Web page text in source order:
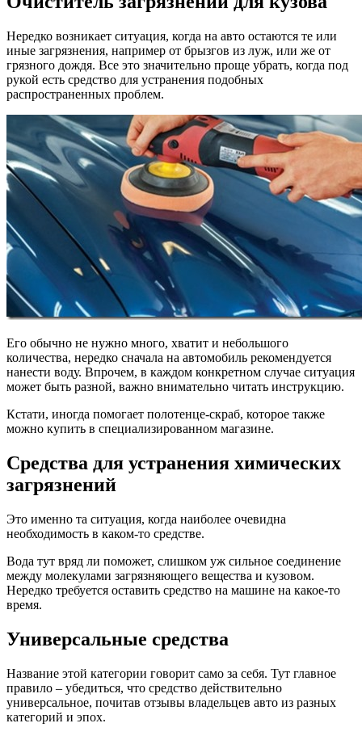
Нередко возникает ситуация, когда на авто остаются те или
иные загрязнения, например от брызгов из луж, или же от
грязного дождя. Все это значительно проще убрать, когда под
рукой есть средство для устранения подобных
распространенных проблем.
Его обычно не нужно много, хватит и небольшого
количества, нередко сначала на автомобиль рекомендуется
нанести воду. Впрочем, в каждом конкретном случае ситуация
может быть разной, важно внимательно читать инструкцию.
Кстати, иногда помогает полотенце-скраб, которое также
можно купить в специализированном магазине.
Средства для устранения химических
загрязнений
Это именно та ситуация, когда наиболее очевидна
необходимость в каком-то средстве.
Вода тут вряд ли поможет, слишком уж сильное соединение
между молекулами загрязняющего вещества и кузовом.
Нередко требуется оставить средство на машине на какое-то
время.
Универсальные средства
Название этой категории говорит само за себя. Тут главное
правило – убедиться, что средство действительно
универсальное, почитав отзывы владельцев авто из разных
категорий и эпох.